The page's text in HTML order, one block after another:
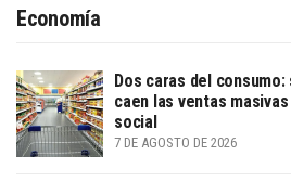
Economía
Dos caras del
caen las ventas
social
7 DE AGOSTO DE 2026